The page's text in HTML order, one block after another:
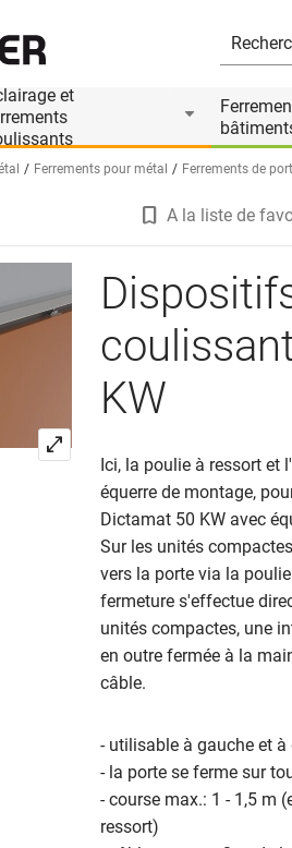
et
Ferrements pour métal Ferrements de
Accessoires appropriés
A la liste de
KW
Ici, la poulie à ressort et
équerre de montage,
Dictamat 50 KW avec
Sur les unités
vers la porte via la
fermeture s'effectue
unités compactes, une
en outre fermée à la
câble.
- utilisable à gauche et à
- la porte se ferme sur
- course max.: 1 - 1,5 m
ressort)